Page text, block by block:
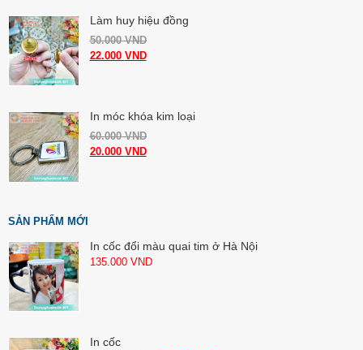
Làm huy hiệu đồng
50.000VND
22.000 VND
In móc khóa kim loại
60.000VND
20.000 VND
SẢN PHẨM MỚI
In cốc đổi màu quai tim ở Hà Nội
135.000 VND
In cốc